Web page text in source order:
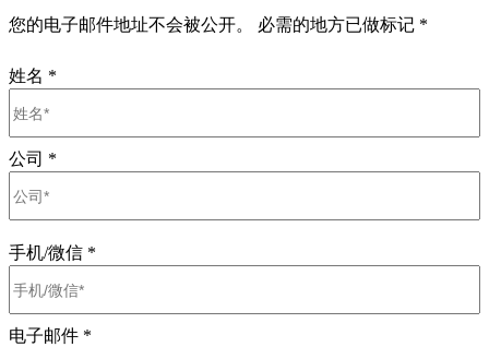
您的电子邮件地址不会被公开。 必需的地方已做标记 *
姓名 *
公司 *
手机/微信 *
电子邮件 *